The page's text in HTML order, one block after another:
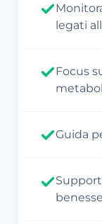
legati
Focus
Guida